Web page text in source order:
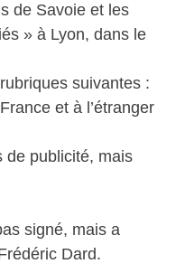
de Savoie et les
» à Lyon, dans le
suivantes :
et à l’étranger
de publicité, mais
signé, mais a
Dard.